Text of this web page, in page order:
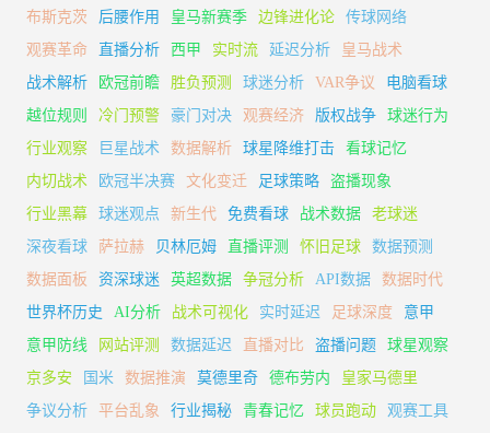
布斯克茨 后腰作用 皇马新赛季 边锋进化论
传球网络
观赛革命
直播分析 西甲 实时流 延迟分析
皇马战术
战术解析
欧冠前瞻 胜负预测 球迷分析 VAR争议
电脑看球
越位规则
冷门预警 豪门对决 观赛经济 版权战争
球迷行为
行业观察
巨星战术 数据解析 球星降维打击
看球记忆
内切战术
欧冠半决赛 文化变迁 足球策略
盗播现象
行业黑幕
球迷观点 新生代 免费看球 战术数据
老球迷
深夜看球
萨拉赫 贝林厄姆 直播评测 怀旧足球
数据预测
数据面板
资深球迷 英超数据 争冠分析 API数据
数据时代
世界杯历史
AI分析 战术可视化 实时延迟 足球深度
意甲
意甲防线
网站评测 数据延迟 直播对比 盗播问题
球星观察
京多安
国米 数据推演 莫德里奇 德布劳内
皇家马德里
争议分析
平台乱象 行业揭秘 青春记忆 球员跑动
观赛工具